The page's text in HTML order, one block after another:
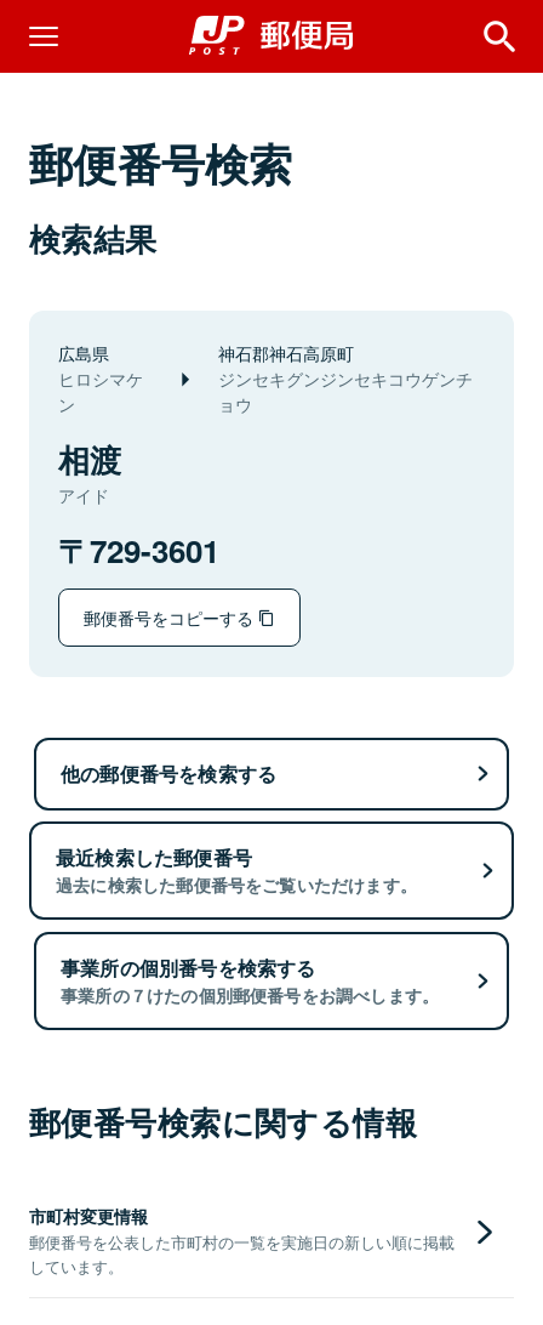
郵便番号検索
検索結果
広島県
ヒロシマケ
ン
神石郡神石高原町
ジンセキグンジンセキコウゲンチ
ョウ
相渡
アイド
729-3601
郵便番号をコピーする
他の郵便番号を検索する
最近検索した郵便番号
過去に検索した郵便番号をご覧いただけます。
事業所の個別番号を検索する
事業所の７けたの個別郵便番号をお調べします。
郵便番号検索に関する情報
市町村変更情報
郵便番号を公表した市町村の一覧を実施日の新しい順に掲載
しています。